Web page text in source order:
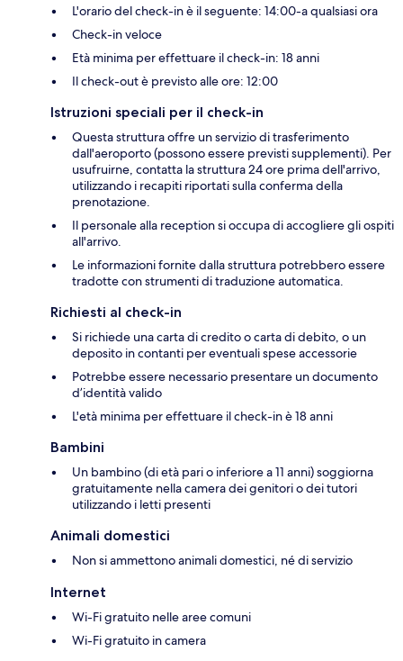
L'orario del check-in è il seguente: 14:00-a qualsiasi ora
Check-in veloce
Età minima per effettuare il check-in: 18 anni
Il check-out è previsto alle ore: 12:00
Istruzioni speciali per il check-in
Questa struttura offre un servizio di trasferimento
dall'aeroporto (possono essere previsti supplementi). Per
usufruirne, contatta la struttura 24 ore prima dell'arrivo,
utilizzando i recapiti riportati sulla conferma della
prenotazione.
Il personale alla reception si occupa di accogliere gli ospiti
all'arrivo.
Le informazioni fornite dalla struttura potrebbero essere
tradotte con strumenti di traduzione automatica.
Richiesti al check-in
Si richiede una carta di credito o carta di debito, o un
deposito in contanti per eventuali spese accessorie
Potrebbe essere necessario presentare un documento
d’identità valido
L'età minima per effettuare il check-in è 18 anni
Bambini
Un bambino (di età pari o inferiore a 11 anni) soggiorna
gratuitamente nella camera dei genitori o dei tutori
utilizzando i letti presenti
Animali domestici
Non si ammettono animali domestici, né di servizio
Internet
Wi-Fi gratuito nelle aree comuni
Wi-Fi gratuito in camera